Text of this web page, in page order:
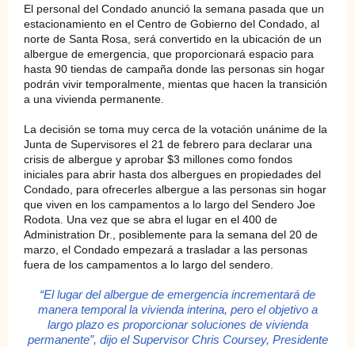
El personal del Condado anunció la semana pasada que un
estacionamiento en el Centro de Gobierno del Condado, al
norte de Santa Rosa, será convertido en la ubicación de un
albergue de emergencia, que proporcionará espacio para
hasta 90 tiendas de campaña donde las personas sin hogar
podrán vivir temporalmente, mientas que hacen la transición
a una vivienda permanente.
La decisión se toma muy cerca de la votación unánime de la
Junta de Supervisores el 21 de febrero para declarar una
crisis de albergue y aprobar $3 millones como fondos
iniciales para abrir hasta dos albergues en propiedades del
Condado, para ofrecerles albergue a las personas sin hogar
que viven en los campamentos a lo largo del Sendero Joe
Rodota. Una vez que se abra el lugar en el 400 de
Administration Dr., posiblemente para la semana del 20 de
marzo, el Condado empezará a trasladar a las personas
fuera de los campamentos a lo largo del sendero.
“El lugar del albergue de emergencia incrementará de
manera temporal la vivienda interina, pero el objetivo a
largo plazo es proporcionar soluciones de vivienda
permanente”, dijo el Supervisor Chris Coursey, Presidente